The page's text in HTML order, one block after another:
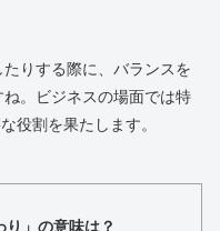
りする際に、バランスを
。ビジネスの場面では特
役割を果たします。
り」の意味は？